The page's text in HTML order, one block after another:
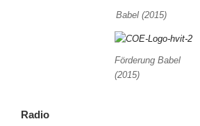
Babel (2015)
Förderung Babel
(2015)
Radio